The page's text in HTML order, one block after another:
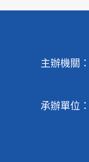
主辦機關：
承辦單位：